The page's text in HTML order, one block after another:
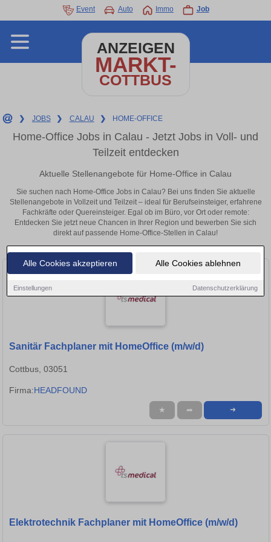
Alle Cookies akzeptieren Alle Cookies ablehnen
Einstellungen Datenschutzerklärung
Event Auto Immo Job
ANZEIGEN
MARKT-
COTTBUS
❯ JOBS ❯ CALAU ❯ HOME-OFFICE
Home-Office Jobs in Calau - Jetzt Jobs in Voll- und
Teilzeit entdecken
Aktuelle Stellenangebote für Home-Office in Calau
Sie suchen nach Home-Office Jobs in Calau? Bei uns finden Sie aktuelle
Stellenangebote in Vollzeit und Teilzeit – ideal für Berufseinsteiger, erfahrene
Fachkräfte oder Quereinsteiger. Egal ob im Büro, vor Ort oder remote:
Entdecken Sie jetzt neue Chancen in Ihrer Region und bewerben Sie sich
direkt auf passende Home-Office-Stellen in Calau!
Sanitär Fachplaner mit HomeOffice (m/w/d)
Cottbus, 03051
Firma:HEADFOUND
★ ➦ ➜
Elektrotechnik Fachplaner mit HomeOffice (m/w/d)